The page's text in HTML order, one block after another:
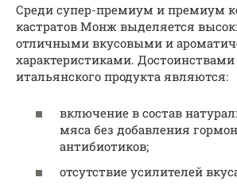
Среди супер-премиум и премиум
кастратов Монж выделяется
отличными вкусовыми и
характеристиками. Достоинствами
итальянского продукта являются:
включение в состав
мяса без добавления
антибиотиков;
отсутствие усилителей